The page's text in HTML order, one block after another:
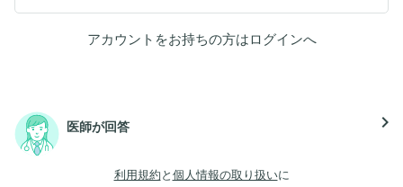
アカウントをお持ちの方はログインへ
医師が回答 navigate_next
利用規約 と 個人情報の取り扱いに